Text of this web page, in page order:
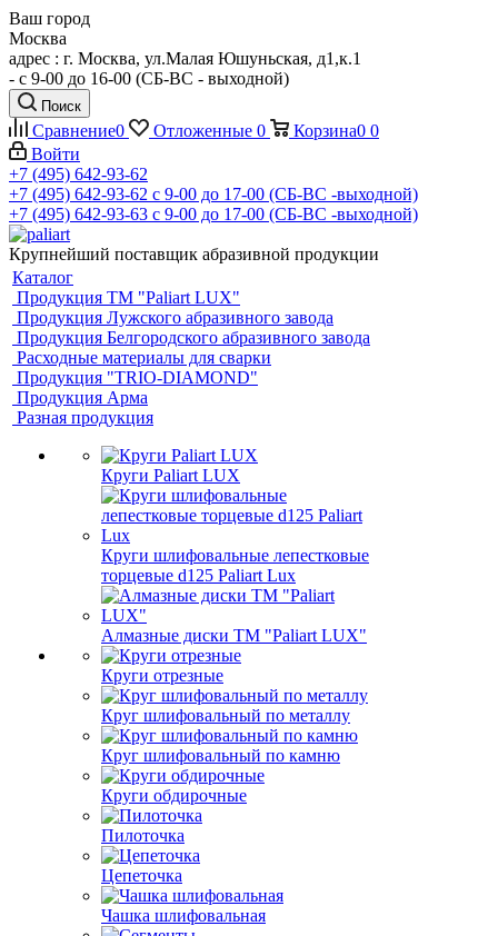
Ваш город
Москва
адрес : г. Москва, ул.Малая Юшуньская, д1,к.1
- c 9-00 до 16-00 (СБ-ВС - выходной)
Поиск
Сравнение0 Отложенные 0 Корзина0 0
Войти
+7 (495) 642-93-62
+7 (495) 642-93-62 c 9-00 до 17-00 (СБ-ВС -выходной)
+7 (495) 642-93-63 c 9-00 до 17-00 (СБ-ВС -выходной)
Крупнейший поставщик абразивной продукции
Каталог
Продукция ТМ "Paliart LUX"
Продукция Лужского абразивного завода
Продукция Белгородского абразивного завода
Расходные материалы для сварки
Продукция "TRIO-DIAMOND"
Продукция Арма
Разная продукция
Круги Paliart LUX
Круги шлифовальные лепестковые
торцевые d125 Paliart Lux
Алмазные диски ТМ "Paliart LUX"
Круги отрезные
Круг шлифовальный по металлу
Круг шлифовальный по камню
Круги обдирочные
Пилоточка
Цепеточка
Чашка шлифовальная